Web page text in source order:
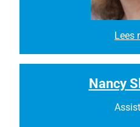
Lees
Nancy